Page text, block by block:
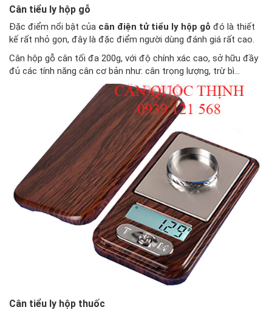
Cân tiểu ly hộp gỗ
Đặc điểm nổi bật của cân điện tử tiểu ly hộp gỗ đó là thiết
kế rất nhỏ gọn, đây là đặc điểm người dùng đánh giá rất cao.
Cân hộp gỗ cân tối đa 200g, với độ chính xác cao, sở hữu đầy
đủ các tính năng cân cơ bản như: cân trọng lượng, trừ bì...
Cân tiểu ly hộp thuốc